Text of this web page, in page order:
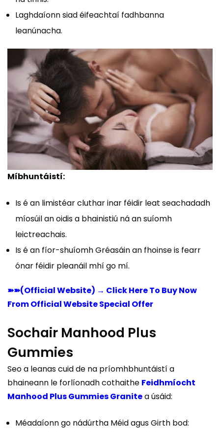
Laghdaíonn siad éifeachtaí fadhbanna
leanúnacha.
Míbhuntáistí:
Is é an limistéar cluthar inar féidir leat seachadadh
míosúil an oidis a bhainistiú ná an suíomh
leictreachais.
Is é an fíor-shuíomh Gréasáin an fhoinse is fearr
ónar féidir pleanáil mhí go mí.
➽➽(Official Website) → Click Here To Buy Now
From Official Website Special Offer
Sochair Manhood Plus
Gummies
Seo a leanas cuid de na príomhbhuntáistí a
bhaineann le forlíonadh cothaithe Feidhmíocht
Manhood Plus Gummies Granitea úsáid:
Méadaíonn go nádúrtha Méid agus Girth bod: